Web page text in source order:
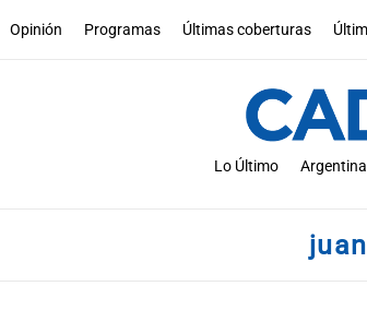
Opinión Programas Últimas coberturas
Lo Último Argentina